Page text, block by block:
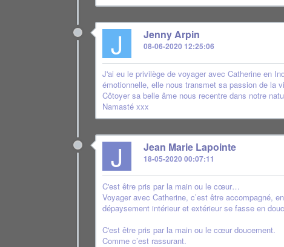
J Jenny Arpin
08-06-2020 12:25:06
J'ai eu le privilège de voyager avec Catherine en
émotionnelle, elle nous transmet sa passion de la
Côtoyer sa belle âme nous recentre dans notre
Namasté xxx
J Jean Marie Lapointe
18-05-2020 00:07:11
C'est être pris par la main ou le cœur…
Voyager avec Catherine, c’est être accompagné,
dépaysement intérieur et extérieur se fasse en
C'est être pris par la main ou le cœur doucement.
Comme c’est rassurant.